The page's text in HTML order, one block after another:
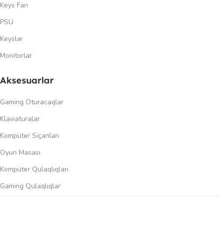
Keys Fan
PSU
Keyslər
Monitorlar
Aksesuarlar
Gaming Oturacaqlar
Klaviaturalar
Kompüter Siçanları
Oyun Masası
Kompüter Qulaqlıqları
Gaming Qulaqlıqlar